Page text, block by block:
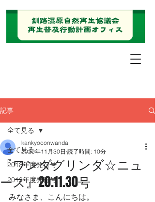
記事
全て見る
2018年度発行号
2019年度発行号
全て見る
『ワンダグリンダ☆ニュ
ース』20.11.30号
kankyoconwanda
2020年11月30日 読了時間: 10分
みなさま、こんにちは。